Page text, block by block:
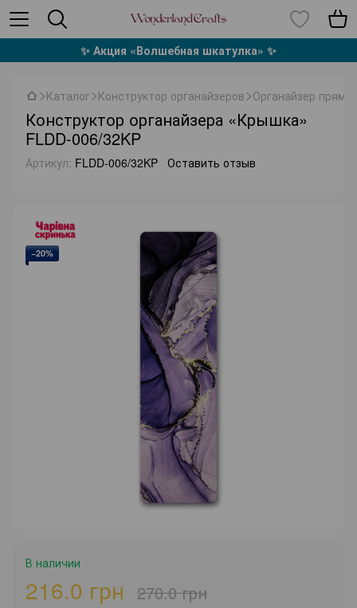
✨ Акция «Волшебная шкатулка» ✨
Каталог Конструктор органайзеров Органайзер
Конструктор органайзера «Крышка»
FLDD-006/32KP
Артикул: FLDD-006/32KP Оставить отзыв
−20%
В наличии
216.0 грн 270.0 грн